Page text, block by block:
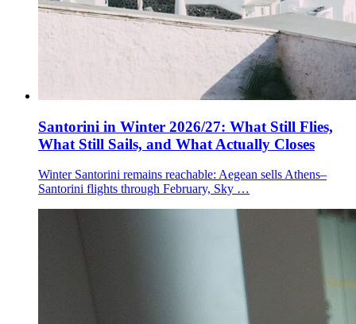
Santorini in Winter 2026/27: What Still Flies,
What Still Sails, and What Actually Closes
Winter Santorini remains reachable: Aegean sells Athens–
Santorini flights through February, Sky …